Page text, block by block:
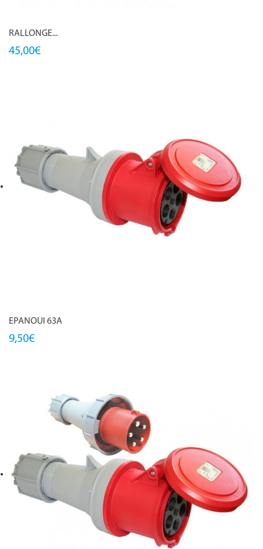
RALLONGE...
45,00€
EPANOUI 63A
9,50€